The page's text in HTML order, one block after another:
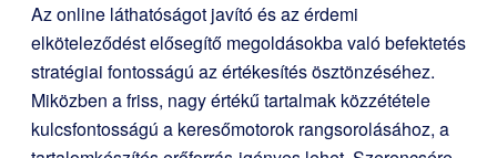
Az online láthatóságot javító és az érdemi
elköteleződést elősegítő megoldásokba való befektetés
stratégiai fontosságú az értékesítés ösztönzéséhez.
Miközben a friss, nagy értékű tartalmak közzététele
kulcsfontosságú a keresőmotorok rangsorolásához, a